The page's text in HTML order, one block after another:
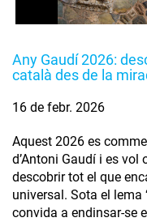
Any Gaudí 2026:
català des de la
16 de febr. 2026
Aquest 2026 es
d’Antoni Gaudí i es
descobrir tot el que
universal. Sota el lema
convida a endinsar-se